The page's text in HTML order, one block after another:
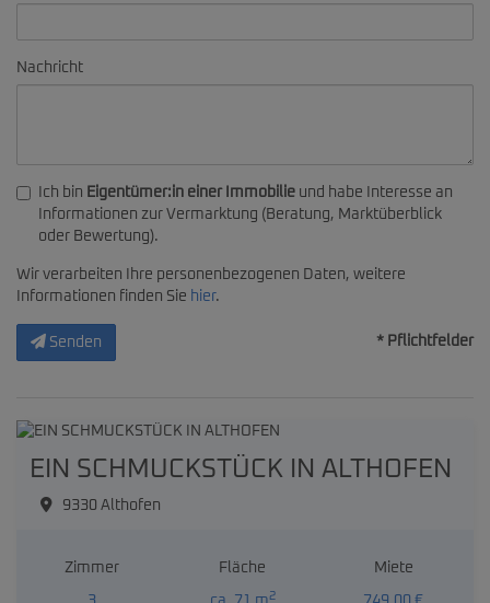
Nachricht
Ich bin Eigentümer:in einer Immobilie und habe Interesse an
Informationen zur Vermarktung (Beratung, Marktüberblick
oder Bewertung).
Wir verarbeiten Ihre personenbezogenen Daten, weitere
Informationen finden Sie hier.
Senden * Pflichtfelder
EIN SCHMUCKSTÜCK IN ALTHOFEN
9330 Althofen
Zimmer Fläche
2
Miete